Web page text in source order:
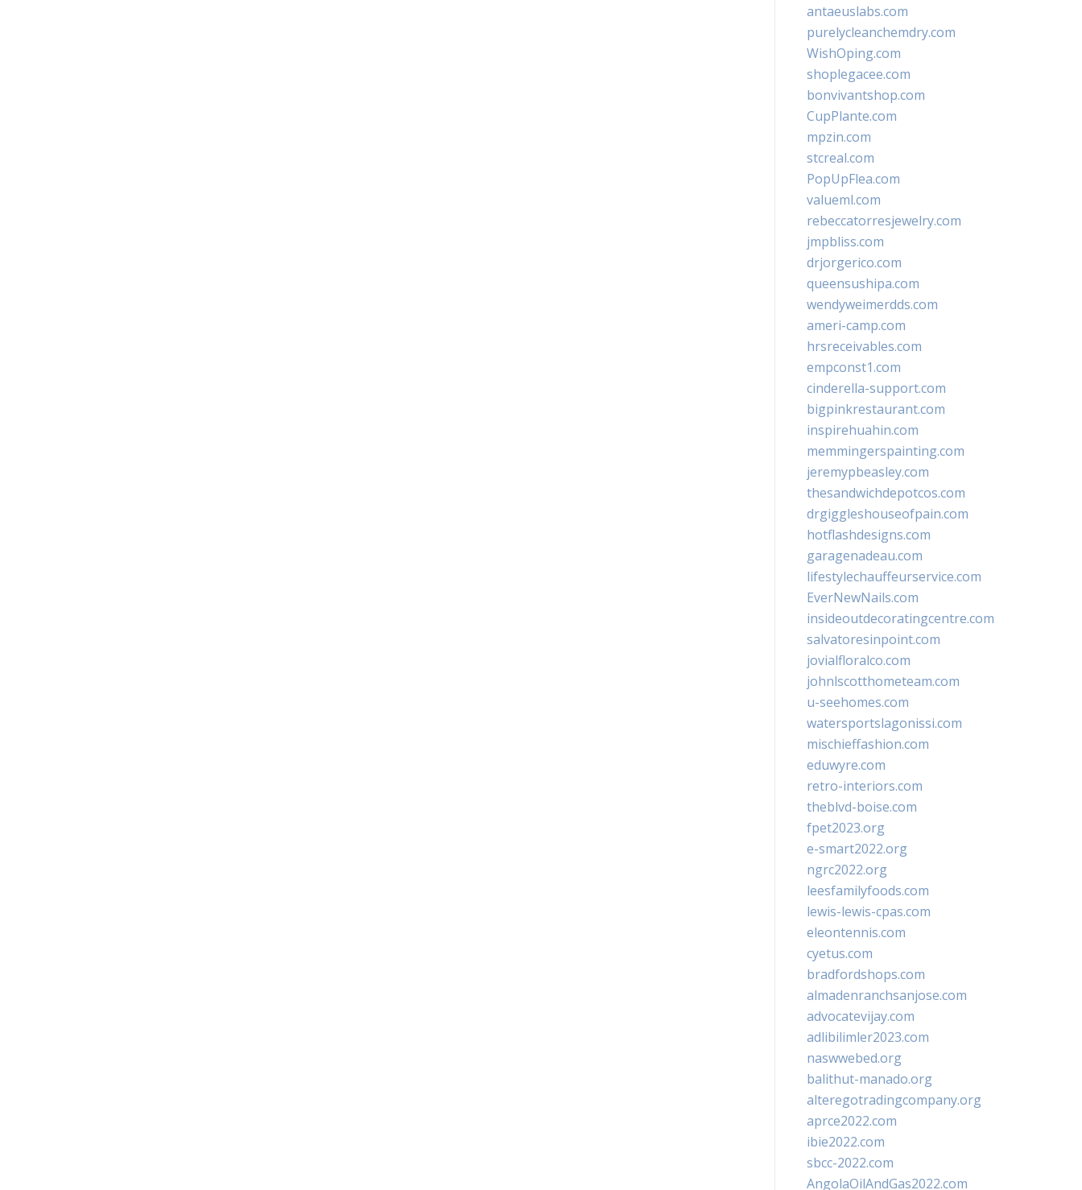
antaeuslabs.com
purelycleanchemdry.com
WishOping.com
shoplegacee.com
bonvivantshop.com
CupPlante.com
mpzin.com
stcreal.com
PopUpFlea.com
valueml.com
rebeccatorresjewelry.com
jmpbliss.com
drjorgerico.com
queensushipa.com
wendyweimerdds.com
ameri-camp.com
hrsreceivables.com
empconst1.com
cinderella-support.com
bigpinkrestaurant.com
inspirehuahin.com
memmingerspainting.com
jeremypbeasley.com
thesandwichdepotcos.com
drgiggleshouseofpain.com
hotflashdesigns.com
garagenadeau.com
lifestylechauffeurservice.com
EverNewNails.com
insideoutdecoratingcentre.com
salvatoresinpoint.com
jovialfloralco.com
johnlscotthometeam.com
u-seehomes.com
watersportslagonissi.com
mischieffashion.com
eduwyre.com
retro-interiors.com
theblvd-boise.com
fpet2023.org
e-smart2022.org
ngrc2022.org
leesfamilyfoods.com
lewis-lewis-cpas.com
eleontennis.com
cyetus.com
bradfordshops.com
almadenranchsanjose.com
advocatevijay.com
adlibilimler2023.com
naswwebed.org
balithut-manado.org
alteregotradingcompany.org
aprce2022.com
ibie2022.com
sbcc-2022.com
AngolaOilAndGas2022.com